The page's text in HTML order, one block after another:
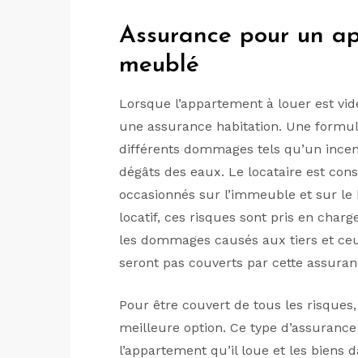
Assurance pour un
meublé
Lorsque l’appartement à louer est
une assurance habitation. Une
différents dommages tels qu’un
dégâts des eaux. Le locataire est
occasionnés sur l’immeuble et sur
locatif, ces risques sont pris en
les dommages causés aux tiers et
seront pas couverts par cette
Pour être couvert de tous les
meilleure option. Ce type
l’appartement qu’il loue et les biens